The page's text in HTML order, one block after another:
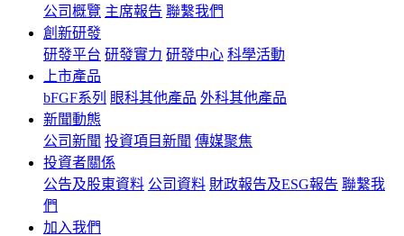
公司概覽 主席報告 聯繫我們
創新研發
研發平台 研發實力 研發中心 科學活動
上市產品
bFGF系列 眼科其他產品 外科其他產品
新聞動態
公司新聞 投資項目新聞 傳媒聚焦
投資者關係
公告及股東資料 公司資料 財政報告及ESG報告 聯繫我
們
加入我們